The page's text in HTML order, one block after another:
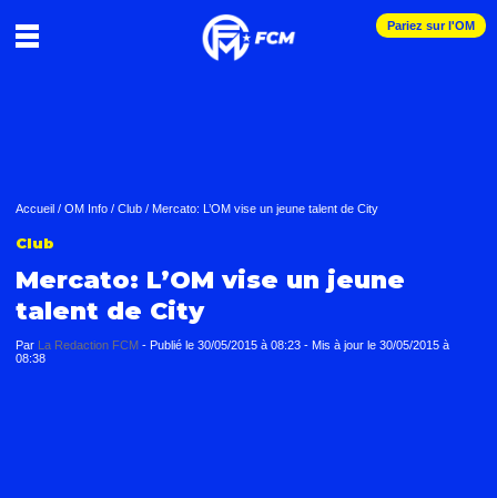
Pariez sur l'OM
Accueil / OM Info / Club / Mercato: L’OM vise un jeune talent de City
Club
Mercato: L’OM vise un jeune
talent de City
Par La Redaction FCM - Publié le 30/05/2015 à 08:23 - Mis à jour le 30/05/2015 à
08:38